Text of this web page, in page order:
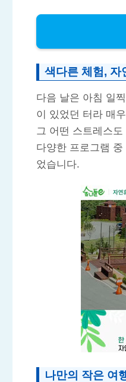
색다른 체험, 자
다음 날은 아침 일
이 있었던 터라 매
그 어떤 스트레스
다양한 프로그램
었습니다.
나만의 작은 여